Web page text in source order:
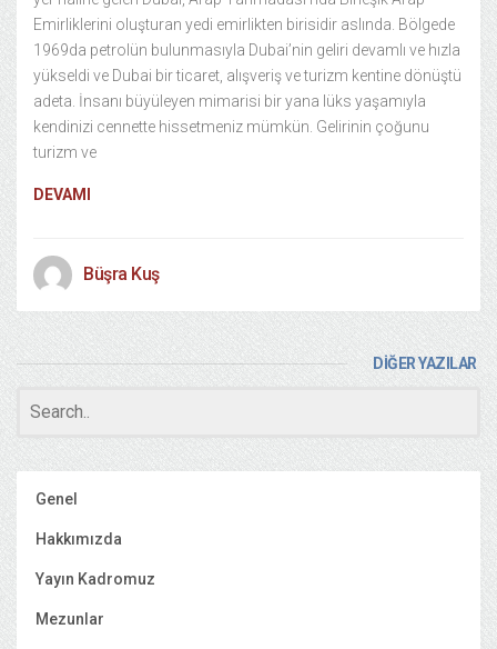
Emirliklerini oluşturan yedi emirlikten birisidir aslında. Bölgede
1969da petrolün bulunmasıyla Dubai’nin geliri devamlı ve hızla
yükseldi ve Dubai bir ticaret, alışveriş ve turizm kentine dönüştü
adeta. İnsanı büyüleyen mimarisi bir yana lüks yaşamıyla
kendinizi cennette hissetmeniz mümkün. Gelirinin çoğunu
turizm ve
DEVAMI
Büşra Kuş
DİĞER YAZILAR
Genel
Hakkımızda
Yayın Kadromuz
Mezunlar